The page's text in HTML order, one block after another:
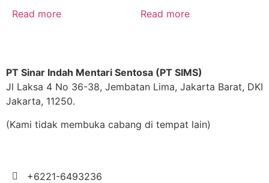
Read more Read more
PT Sinar Indah Mentari Sentosa (PT SIMS)
Jl Laksa 4 No 36-38, Jembatan Lima, Jakarta Barat, DKI
Jakarta, 11250.
(Kami tidak membuka cabang di tempat lain)
+6221-6493236